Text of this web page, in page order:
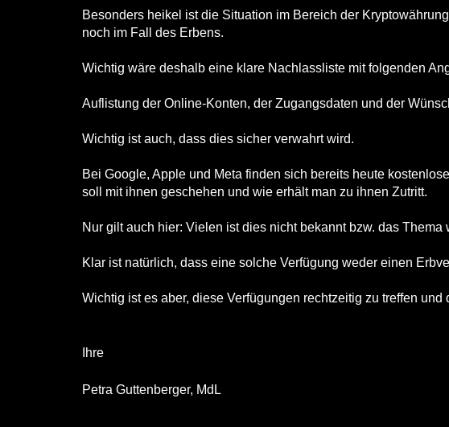
Besonders heikel ist die Situation im Bereich der
noch im Fall des Erbens.
Wichtig wäre deshalb eine klare Nachlassliste mit folgenden
Auflistung der Online-Konten, der Zugangsdaten und der
Wichtig ist auch, dass dies sicher verwahrt wird.
Bei Google, Apple und Meta finden sich bereits heute
soll mit ihnen geschehen und wie erhält man zu ihnen Zutritt.
Nur gilt auch hier: Vielen ist dies nicht bekannt bzw. das
Klar ist natürlich, dass eine solche Verfügung weder einen
Wichtig ist es aber, diese Verfügungen rechtzeitig zu treffen
Ihre
Petra Guttenberger, MdL